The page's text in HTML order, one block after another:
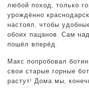
любой поход, только
урождённо
настоял, чтобы
обоих пацанов. Сам
пошёл вперёд.
Макс попробовал
свои старые горные
растут! Дома мы,